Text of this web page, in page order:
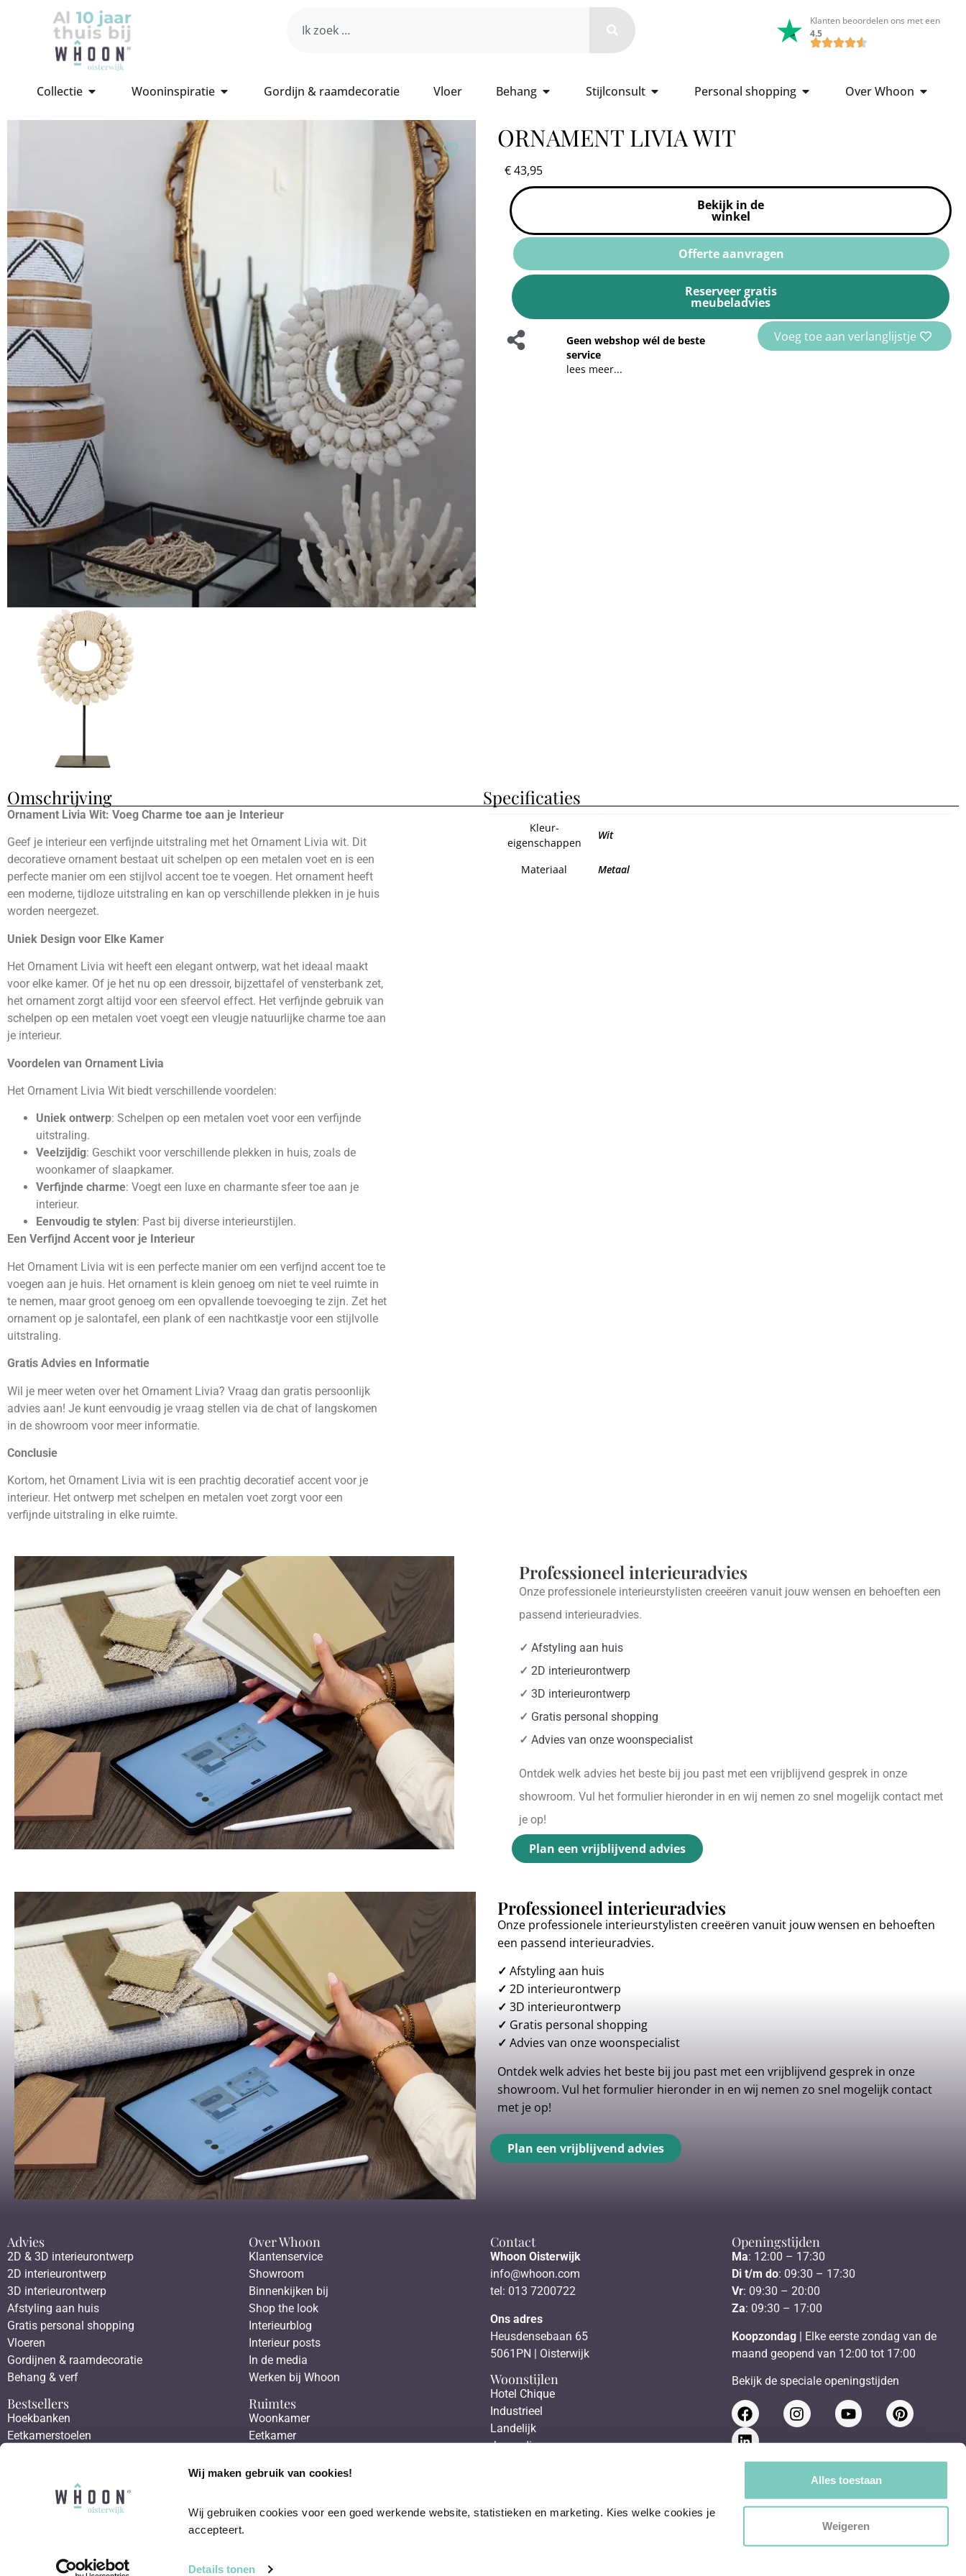
Wij maken gebruik van cookies!
Wij gebruiken cookies voor een goed werkende website, statistieken en marketing. Kies welke cookies je
accepteert.
Details tonen
Alles toestaan
Weigeren
Klanten beoordelen ons met een
4.5
Collectie Wooninspiratie Gordijn & raamdecoratie Vloer Behang Stijlconsult Personal shopping Over Whoon
ORNAMENT LIVIA WIT
€43,95
Bekijk in de
winkel
Offerte aanvragen
Reserveer gratis
meubeladvies
Geen webshop wél de beste
service
lees meer...
Voeg toe aan verlanglijstje
Omschrijving
Ornament Livia Wit: Voeg Charme toe aan je Interieur
Geef je interieur een verfijnde uitstraling met het Ornament Livia wit. Dit
decoratieve ornament bestaat uit schelpen op een metalen voet en is een
perfecte manier om een stijlvol accent toe te voegen. Het ornament heeft
een moderne, tijdloze uitstraling en kan op verschillende plekken in je huis
worden neergezet.
Uniek Design voor Elke Kamer
Het Ornament Livia wit heeft een elegant ontwerp, wat het ideaal maakt
voor elke kamer. Of je het nu op een dressoir, bijzettafel of vensterbank zet,
het ornament zorgt altijd voor een sfeervol effect. Het verfijnde gebruik van
schelpen op een metalen voet voegt een vleugje natuurlijke charme toe aan
je interieur.
Voordelen van Ornament Livia
Het Ornament Livia Wit biedt verschillende voordelen:
Uniek ontwerp: Schelpen op een metalen voet voor een verfijnde
uitstraling.
Veelzijdig: Geschikt voor verschillende plekken in huis, zoals de
woonkamer of slaapkamer.
Verfijnde charme: Voegt een luxe en charmante sfeer toe aan je
interieur.
Eenvoudig te stylen: Past bij diverse interieurstijlen.
Een Verfijnd Accent voor je Interieur
Het Ornament Livia wit is een perfecte manier om een verfijnd accent toe te
voegen aan je huis. Het ornament is klein genoeg om niet te veel ruimte in
te nemen, maar groot genoeg om een opvallende toevoeging te zijn. Zet het
ornament op je salontafel, een plank of een nachtkastje voor een stijlvolle
uitstraling.
Gratis Advies en Informatie
Wil je meer weten over het Ornament Livia? Vraag dan gratis persoonlijk
advies aan! Je kunt eenvoudig je vraag stellen via de chat of langskomen
in de showroom voor meer informatie.
Conclusie
Kortom, het Ornament Livia wit is een prachtig decoratief accent voor je
interieur. Het ontwerp met schelpen en metalen voet zorgt voor een
verfijnde uitstraling in elke ruimte.
Specificaties
Kleur-
eigenschappen
Wit
Materiaal Metaal
Professioneel interieuradvies
Onze professionele interieurstylisten creeëren vanuit jouw wensen en behoeften een
passend interieuradvies.
✓ Afstyling aan huis
✓ 2D interieurontwerp
✓ 3D interieurontwerp
✓ Gratis personal shopping
✓ Advies van onze woonspecialist
Ontdek welk advies het beste bij jou past met een vrijblijvend gesprek in onze
showroom. Vul het formulier hieronder in en wij nemen zo snel mogelijk contact met
je op!
Plan een vrijblijvend advies
Professioneel interieuradvies
Onze professionele interieurstylisten creeëren vanuit jouw wensen en behoeften
een passend interieuradvies.
✓ Afstyling aan huis
✓ 2D interieurontwerp
✓ 3D interieurontwerp
✓ Gratis personal shopping
✓ Advies van onze woonspecialist
Ontdek welk advies het beste bij jou past met een vrijblijvend gesprek in onze
showroom. Vul het formulier hieronder in en wij nemen zo snel mogelijk contact
met je op!
Plan een vrijblijvend advies
Advies
2D & 3D interieurontwerp
2D interieurontwerp
3D interieurontwerp
Afstyling aan huis
Gratis personal shopping
Vloeren
Gordijnen & raamdecoratie
Behang & verf
Bestsellers
Hoekbanken
Eetkamerstoelen
Over Whoon
Klantenservice
Showroom
Binnenkijken bij
Shop the look
Interieurblog
Interieur posts
In de media
Werken bij Whoon
Ruimtes
Woonkamer
Eetkamer
Werkkamer
Contact
Whoon Oisterwijk
info@whoon.com
tel: 013 7200722
Ons adres
Heusdensebaan 65
5061PN | Oisterwijk
Woonstijlen
Hotel Chique
Industrieel
Landelijk
Japandi
Openingstijden
Ma: 12:00 – 17:30
Di t/m do: 09:30 – 17:30
Vr: 09:30 – 20:00
Za: 09:30 – 17:00
Koopzondag | Elke eerste zondag van de
maand geopend van 12:00 tot 17:00
Bekijk de speciale openingstijden
Schrijf je in voor de nieuwsbrief